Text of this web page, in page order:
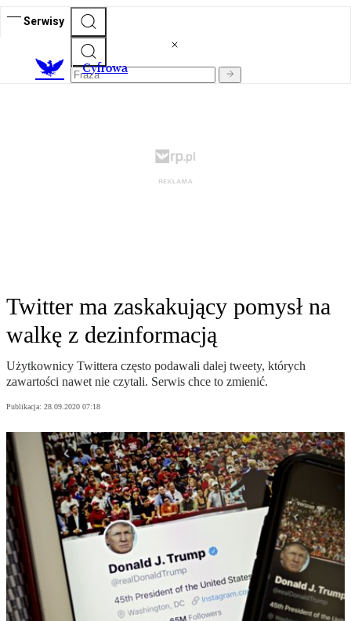
Serwisy
Cyfrowa
Twitter ma zaskakujący pomysł na
walkę z dezinformacją
Użytkownicy Twittera często podawali dalej tweety, których
zawartości nawet nie czytali. Serwis chce to zmienić.
Publikacja: 28.09.2020 07:18